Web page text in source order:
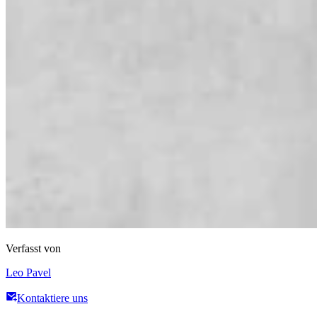
Verfasst von
Leo Pavel
Kontaktiere uns